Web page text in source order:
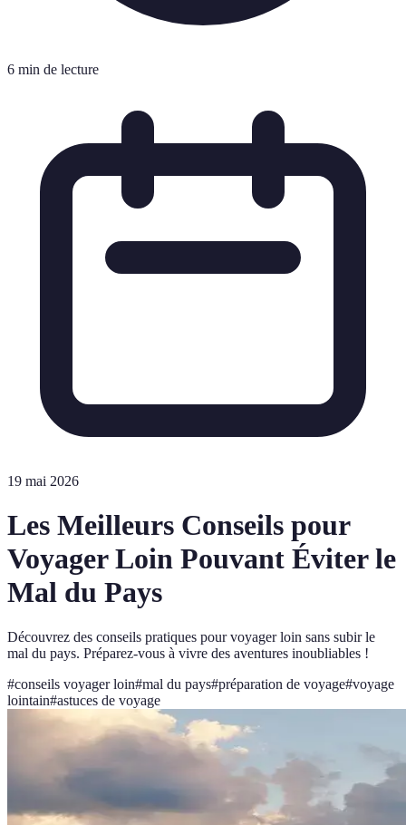
6 min de lecture
19 mai 2026
Les Meilleurs Conseils pour
Voyager Loin Pouvant Éviter le
Mal du Pays
Découvrez des conseils pratiques pour voyager loin sans subir le
mal du pays. Préparez-vous à vivre des aventures inoubliables !
#conseils voyager loin#mal du pays#préparation de voyage#voyage
lointain#astuces de voyage